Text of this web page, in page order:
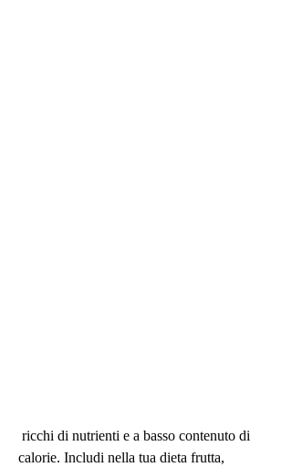
calorie. Includi nella tua dieta frutta,